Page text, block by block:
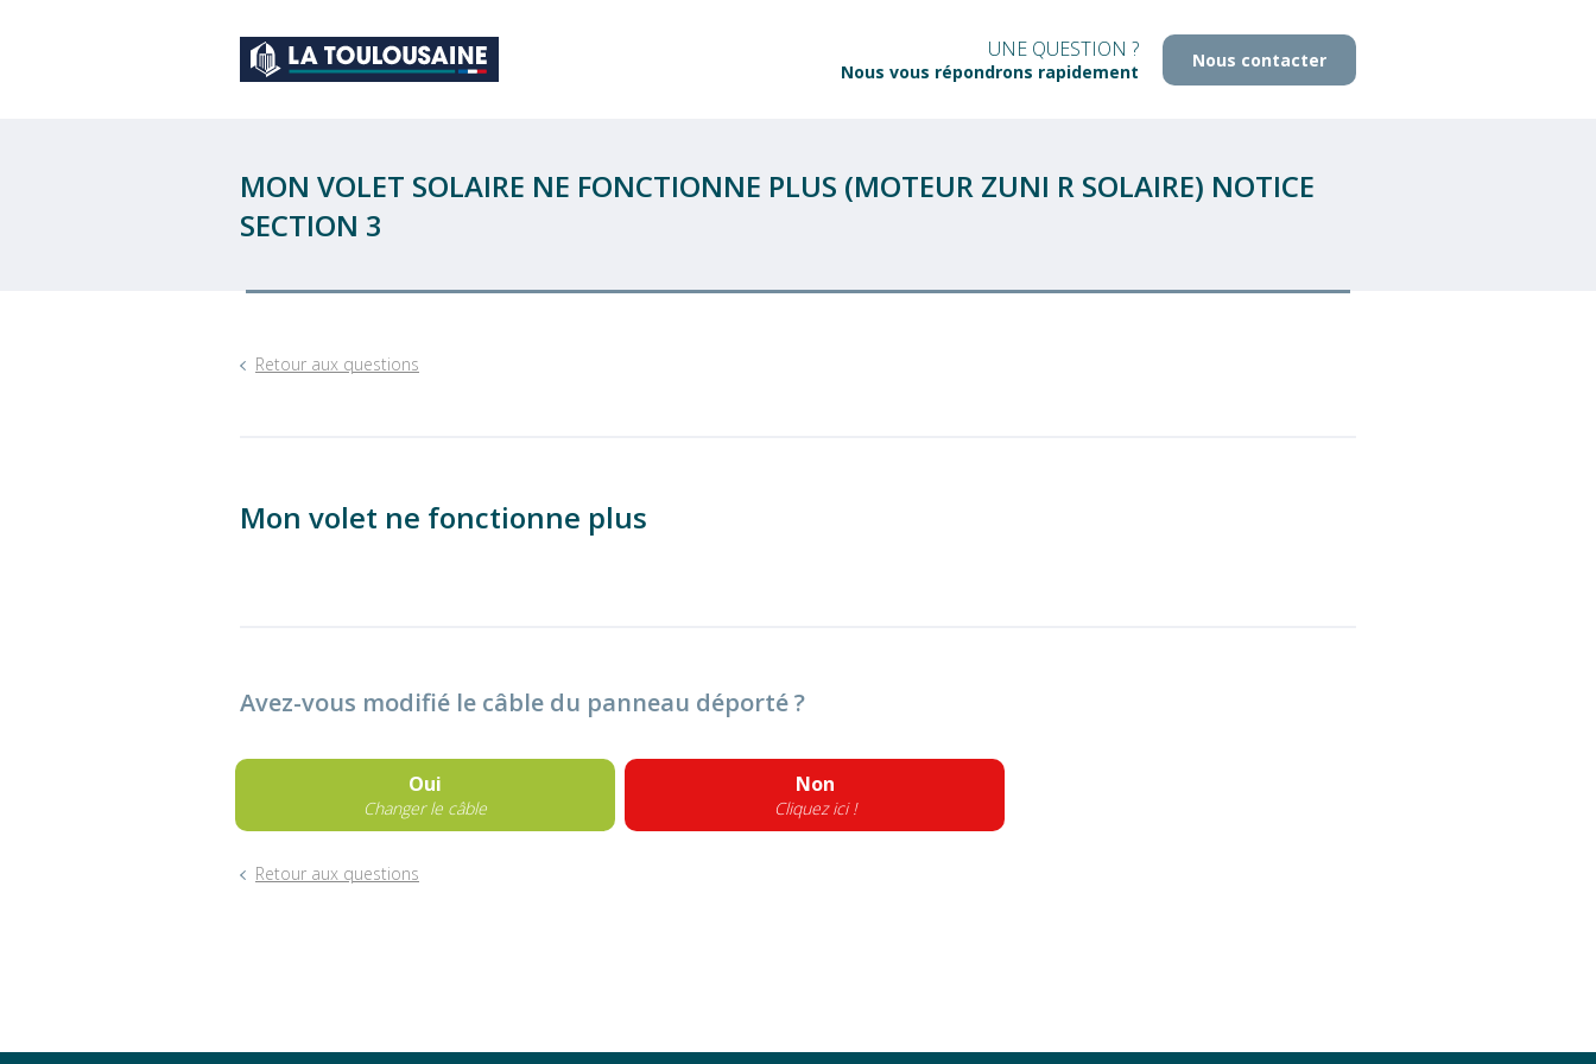
UNE QUESTION ?
Nous vous répondrons rapidement
Nous contacter
MON VOLET SOLAIRE NE FONCTIONNE PLUS (MOTEUR ZUNI R SOLAIRE) NOTICE
SECTION 3
Retour aux questions
Mon volet ne fonctionne plus
Avez-vous modifié le câble du panneau déporté ?
Oui
Changer le câble
Non
Cliquez ici !
Retour aux questions